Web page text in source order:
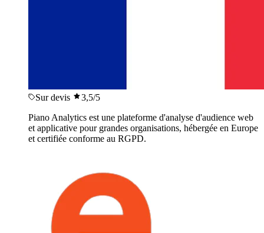
Sur devis 3,5/5
Piano Analytics est une plateforme d'analyse d'audience web
et applicative pour grandes organisations, hébergée en Europe
et certifiée conforme au RGPD.